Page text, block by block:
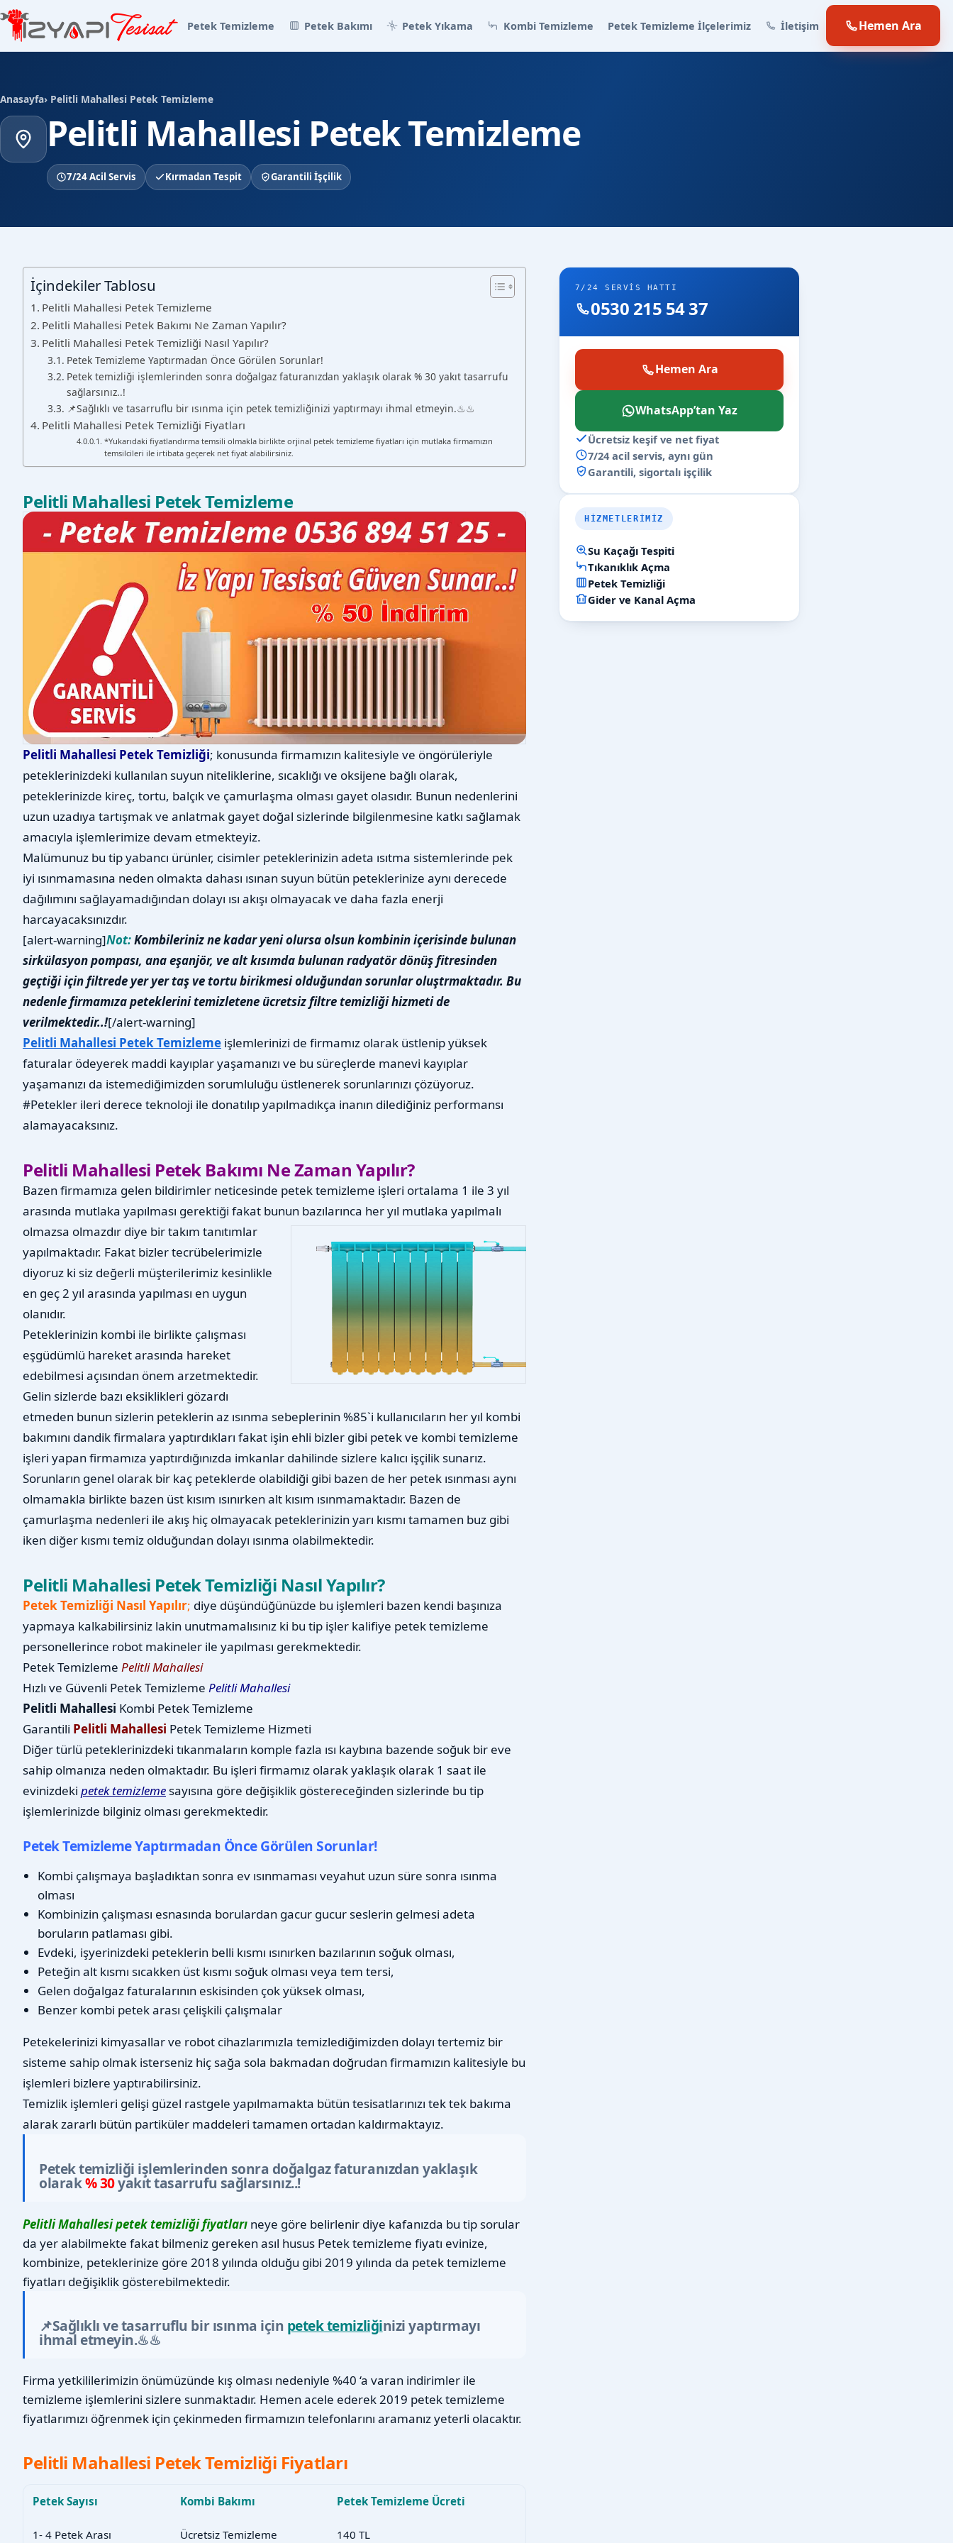
Petek Temizleme Petek Bakımı Petek Yıkama Kombi Temizleme Petek Temizleme İlçelerimiz İletişim Hemen Ara
Anasayfa› Pelitli Mahallesi Petek Temizleme
Pelitli Mahallesi Petek Temizleme
7/24 Acil Servis Kırmadan Tespit Garantili İşçilik
İçindekiler Tablosu
Pelitli Mahallesi Petek Temizleme
Pelitli Mahallesi Petek Bakımı Ne Zaman Yapılır?
Pelitli Mahallesi Petek Temizliği Nasıl Yapılır?
Petek Temizleme Yaptırmadan Önce Görülen Sorunlar!
Petek temizliği işlemlerinden sonra doğalgaz faturanızdan yaklaşık olarak % 30 yakıt tasarrufu
sağlarsınız..!
📌Sağlıklı ve tasarruflu bir ısınma için petek temizliğinizi yaptırmayı ihmal etmeyin.♨♨
Pelitli Mahallesi Petek Temizliği Fiyatları
*Yukarıdaki fiyatlandırma temsili olmakla birlikte orjinal petek temizleme fiyatları için mutlaka firmamızın
temsilcileri ile irtibata geçerek net fiyat alabilirsiniz.
Pelitli Mahallesi Petek Temizleme
Pelitli Mahallesi Petek Temizliği; konusunda firmamızın kalitesiyle ve öngörüleriyle
peteklerinizdeki kullanılan suyun niteliklerine, sıcaklığı ve oksijene bağlı olarak,
peteklerinizde kireç, tortu, balçık ve çamurlaşma olması gayet olasıdır. Bunun nedenlerini
uzun uzadıya tartışmak ve anlatmak gayet doğal sizlerinde bilgilenmesine katkı sağlamak
amacıyla işlemlerimize devam etmekteyiz.
Malümunuz bu tip yabancı ürünler, cisimler peteklerinizin adeta ısıtma sistemlerinde pek
iyi ısınmamasına neden olmakta dahası ısınan suyun bütün peteklerinize aynı derecede
dağılımını sağlayamadığından dolayı ısı akışı olmayacak ve daha fazla enerji
harcayacaksınızdır.
[alert-warning]Not:Kombileriniz ne kadar yeni olursa olsun kombinin içerisinde bulunan
sirkülasyon pompası, ana eşanjör, ve alt kısımda bulunan radyatör dönüş fitresinden
geçtiği için filtrede yer yer taş ve tortu birikmesi olduğundan sorunlar oluştrmaktadır. Bu
nedenle firmamıza peteklerini temizletene ücretsiz filtre temizliği hizmeti de
verilmektedir..![/alert-warning]
Pelitli Mahallesi Petek Temizleme işlemlerinizi de firmamız olarak üstlenip yüksek
faturalar ödeyerek maddi kayıplar yaşamanızı ve bu süreçlerde manevi kayıplar
yaşamanızı da istemediğimizden sorumluluğu üstlenerek sorunlarınızı çözüyoruz.
#Petekler ileri derece teknoloji ile donatılıp yapılmadıkça inanın dilediğiniz performansı
alamayacaksınız.
Pelitli Mahallesi Petek Bakımı Ne Zaman Yapılır?
Bazen firmamıza gelen bildirimler neticesinde petek temizleme işleri ortalama 1 ile 3 yıl
arasında mutlaka yapılması gerektiği fakat bunun bazılarınca her yıl mutlaka yapılmalı
olmazsa olmazdır diye bir takım tanıtımlar
yapılmaktadır. Fakat bizler tecrübelerimizle
diyoruz ki siz değerli müşterilerimiz kesinlikle
en geç 2 yıl arasında yapılması en uygun
olanıdır.
Peteklerinizin kombi ile birlikte çalışması
eşgüdümlü hareket arasında hareket
edebilmesi açısından önem arzetmektedir.
Gelin sizlerde bazı eksiklikleri gözardı
etmeden bunun sizlerin peteklerin az ısınma sebeplerinin %85`i kullanıcıların her yıl kombi
bakımını dandik firmalara yaptırdıkları fakat işin ehli bizler gibi petek ve kombi temizleme
işleri yapan firmamıza yaptırdığınızda imkanlar dahilinde sizlere kalıcı işçilik sunarız.
Sorunların genel olarak bir kaç peteklerde olabildiği gibi bazen de her petek ısınması aynı
olmamakla birlikte bazen üst kısım ısınırken alt kısım ısınmamaktadır. Bazen de
çamurlaşma nedenleri ile akış hiç olmayacak peteklerinizin yarı kısmı tamamen buz gibi
iken diğer kısmı temiz olduğundan dolayı ısınma olabilmektedir.
Pelitli Mahallesi Petek Temizliği Nasıl Yapılır?
Petek Temizliği Nasıl Yapılır; diye düşündüğünüzde bu işlemleri bazen kendi başınıza
yapmaya kalkabilirsiniz lakin unutmamalısınız ki bu tip işler kalifiye petek temizleme
personellerince robot makineler ile yapılması gerekmektedir.
Petek Temizleme Pelitli Mahallesi
Hızlı ve Güvenli Petek Temizleme Pelitli Mahallesi
Pelitli Mahallesi Kombi Petek Temizleme
Garantili Pelitli Mahallesi Petek Temizleme Hizmeti
Diğer türlü peteklerinizdeki tıkanmaların komple fazla ısı kaybına bazende soğuk bir eve
sahip olmanıza neden olmaktadır. Bu işleri firmamız olarak yaklaşık olarak 1 saat ile
evinizdeki petek temizlemesayısına göre değişiklik göstereceğinden sizlerinde bu tip
işlemlerinizde bilginiz olması gerekmektedir.
Petek Temizleme Yaptırmadan Önce Görülen Sorunlar!
Kombi çalışmaya başladıktan sonra ev ısınmaması veyahut uzun süre sonra ısınma
olması
Kombinizin çalışması esnasında borulardan gacur gucur seslerin gelmesi adeta
boruların patlaması gibi.
Evdeki, işyerinizdeki peteklerin belli kısmı ısınırken bazılarının soğuk olması,
Peteğin alt kısmı sıcakken üst kısmı soğuk olması veya tem tersi,
Gelen doğalgaz faturalarının eskisinden çok yüksek olması,
Benzer kombi petek arası çelişkili çalışmalar
Petekelerinizi kimyasallar ve robot cihazlarımızla temizlediğimizden dolayı tertemiz bir
sisteme sahip olmak isterseniz hiç sağa sola bakmadan doğrudan firmamızın kalitesiyle bu
işlemleri bizlere yaptırabilirsiniz.
Temizlik işlemleri gelişi güzel rastgele yapılmamakta bütün tesisatlarınızı tek tek bakıma
alarak zararlı bütün partiküler maddeleri tamamen ortadan kaldırmaktayız.
Petek temizliği işlemlerinden sonra doğalgaz faturanızdan yaklaşık
olarak% 30yakıt tasarrufu sağlarsınız..!
Pelitli Mahallesi petek temizliği fiyatları neye göre belirlenir diye kafanızda bu tip sorular
da yer alabilmekte fakat bilmeniz gereken asıl husus Petek temizleme fiyatı evinize,
kombinize, peteklerinize göre 2018 yılında olduğu gibi 2019 yılında da petek temizleme
fiyatları değişiklik gösterebilmektedir.
📌Sağlıklı ve tasarruflu bir ısınma için petek temizliğinizi yaptırmayı
ihmal etmeyin.♨♨
Firma yetkililerimizin önümüzünde kış olması nedeniyle %40 ‘a varan indirimler ile
temizleme işlemlerini sizlere sunmaktadır. Hemen acele ederek 2019 petek temizleme
fiyatlarımızı öğrenmek için çekinmeden firmamızın telefonlarını aramanız yeterli olacaktır.
Pelitli Mahallesi Petek Temizliği Fiyatları
Petek Sayısı Kombi Bakımı Petek Temizleme Ücreti
1- 4 Petek Arası Ücretsiz Temizleme 140 TL
7/24 SERVIS HATTI
0530 215 54 37
Hemen Ara
WhatsApp’tan Yaz
Ücretsiz keşif ve net fiyat
7/24 acil servis, aynı gün
Garantili, sigortalı işçilik
HIZMETLERIMIZ
Su Kaçağı Tespiti
Tıkanıklık Açma
Petek Temizliği
Gider ve Kanal Açma